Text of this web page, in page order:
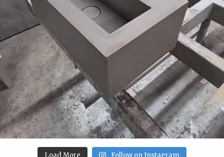
Load More Follow on Instagram